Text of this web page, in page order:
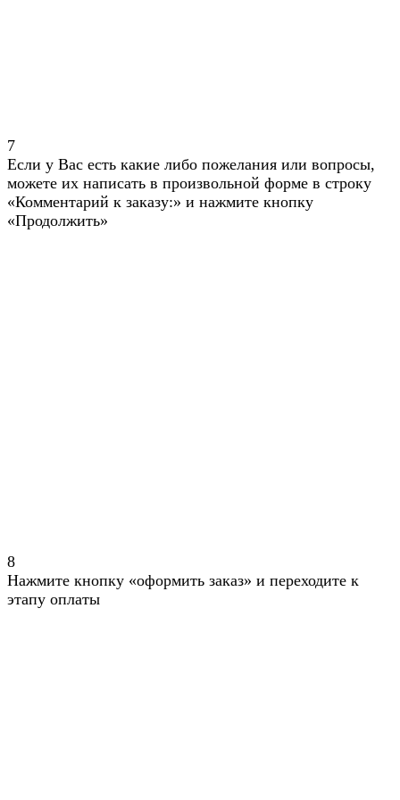
7
Если у Вас есть какие либо пожелания или вопросы,
можете их написать в произвольной форме в строку
«Комментарий к заказу:» и нажмите кнопку
«Продолжить»
8
Нажмите кнопку «оформить заказ» и переходите к
этапу оплаты